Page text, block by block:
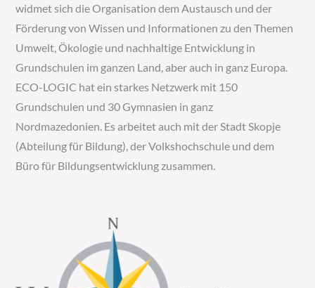
widmet sich die Organisation dem Austausch und der
Förderung von Wissen und Informationen zu den Themen
Umwelt, Ökologie und nachhaltige Entwicklung in
Grundschulen im ganzen Land, aber auch in ganz Europa.
ECO-LOGIC hat ein starkes Netzwerk mit 150
Grundschulen und 30 Gymnasien in ganz
Nordmazedonien. Es arbeitet auch mit der Stadt Skopje
(Abteilung für Bildung), der Volkshochschule und dem
Büro für Bildungsentwicklung zusammen.